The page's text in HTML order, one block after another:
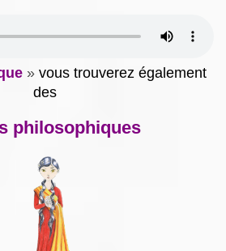
» vous trouverez également
des
philosophiques